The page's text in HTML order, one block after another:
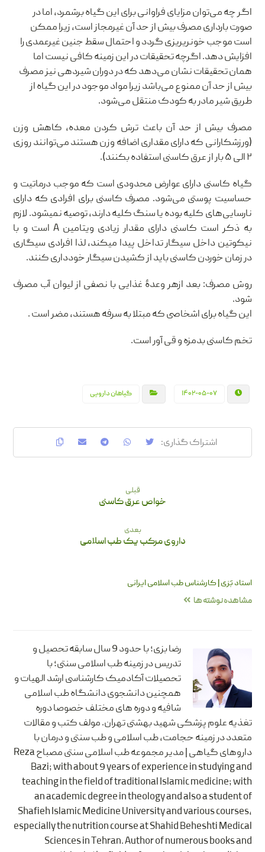
اگر چه می‌توان مزایای فراوانی برای این گیاه برشمرد، اما در
صورت بارداری مصرف بیش از حد آن غیرمجاز است، زیرا ممکن
است موجب خونریریزی گردد و احتمال سقط جنین غیرعمدی را
افزایش دهد. اگرچه تحقیقات در این زمینه کافی نیست اما
همان تحقیقات نشان می‌دهد که در دوران شیردهی نیز مصرف
بیش از حد آن ممنوع می‌باشد زیرا مواد موجود در این گیاه از
طریق شیر مادر به کودک منتقل می‌شود.
مصرف بیش از حد آن باعث ترش کردن معده، کاهش وزن
(ورزشکارانی که دارای مقداری اضافه وزن هستند می‌توانند روزی
۲ الی ۵ بار از عرق کاسنی استفاده بکنند).
گیاه کاسنی دارای عوارض محدودی است که موجب درماتیت و
حساسیت پوستی می‌شود. مصرف کاسنی برای افرادی که دارای
نارسایی‌های کلیه بوده یا سنگ کلیه دارند، توصیه نمیشود. لازم
به ذکر است کاسنی دارای مقدار زیادی ویتامین A است و با
نیکوتین داخل سیگار تداخل پیدا میکند، لذا افرادی سیگاری
در زمان خوردن کاسنی باید از کشیدن سیگار خودداری کنند.
روش مصرف: بعد ازهر وعدهٔ غذایی با نصفی از لیوان آب مصرف
شود.
این گیاه برای اشخاصی که مبتلا به سرفه هستند، مضر است .
تخم کاسنی بدمزه و قی آور است.
۱۴۰۲-۰۵-۰۷ گیاهان دارویی
قبلی
خواص عرق کاسنی
بعدی
داروی مرکب یک طب اسلامی
استاد بَزی | کارشناس طب اسلامی ایرانی
مشاهده نوشته ها
رضا بزی؛ با حدود 9 سال سابقه تحصیل و
تدریس در زمینه طب اسلامی سنتی؛ با
تحصیلات آکادمیک کارشناسی ارشد الهیات و
همچنین دانشجوی دانشگاه طب اسلامی
شافیه و دوره های مختلف خصوصا دوره
تغذیه علوم پزشکی شهید بهشتی تهران. مولف کتب و مقالات
متعدد در زمینه حجامت، طب اسلامی و طب سنتی و درمان با
داروهای گیاهی | مدیر مجموعه طب اسلامی سنتی مصباح Reza
Bazi; with about 9 years of experience in studying and
teaching in the field of traditional Islamic medicine; with
an academic degree in theology and also a student of
Shafieh Islamic Medicine University and various courses,
especially the nutrition course at Shahid Beheshti Medical
Sciences in Tehran. Author of numerous books and